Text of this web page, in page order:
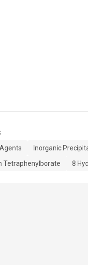
Inorganic
Tetraphenylborate 8